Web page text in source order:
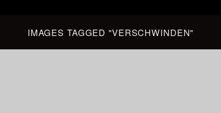
IMAGES TAGGED "VERSCHWINDEN"